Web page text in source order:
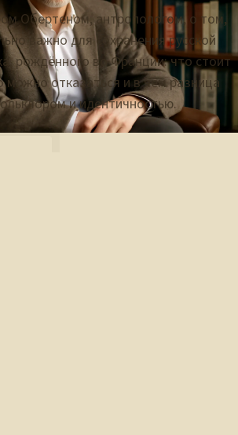
Обертеном, антропологом, о том,
важно для сохранения русской
рождённого во Франции: что стоит
можно отказаться и в чём разница
и идентичностью.